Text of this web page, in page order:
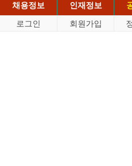
채용정보
인재정보
로그인
회원가입